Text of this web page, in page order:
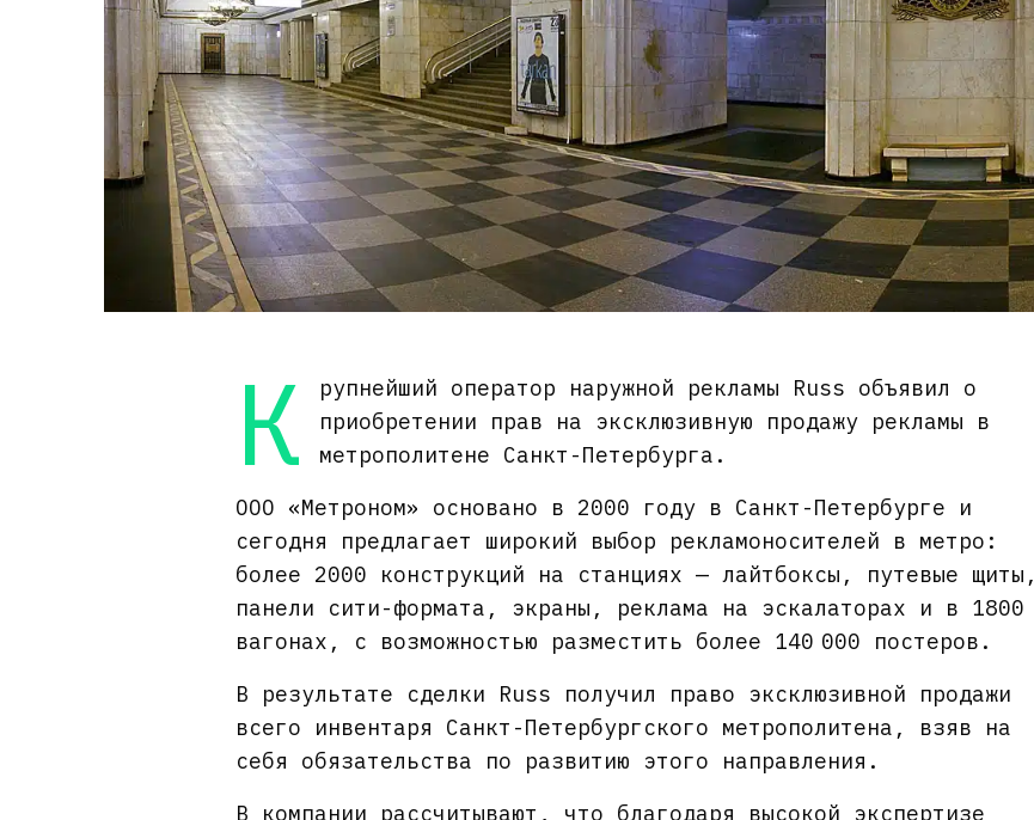
К
рупнейший оператор наружной рекламы Russ объявил о
приобретении прав на эксклюзивную продажу рекламы в
метрополитене Санкт-Петербурга.
ООО «Метроном» основано в 2000 году в Санкт-Петербурге и
сегодня предлагает широкий выбор рекламоносителей в метро:
более 2000 конструкций на станциях — лайтбоксы, путевые щиты,
панели сити-формата, экраны, реклама на эскалаторах и в 1800
вагонах, с возможностью разместить более 140 000 постеров.
В результате сделки Russ получил право эксклюзивной продажи
всего инвентаря Санкт-Петербургского метрополитена, взяв на
себя обязательства по развитию этого направления.
В компании рассчитывают, что благодаря высокой экспертизе